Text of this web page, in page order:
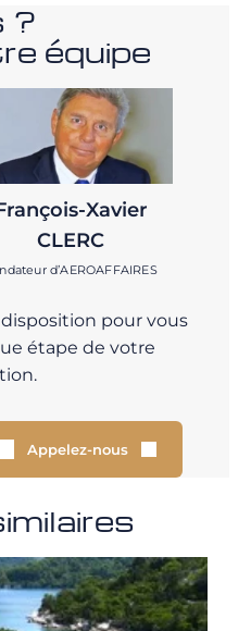
?
équipe
Xavier
CLERC
d’AEROAFFAIRES
pour vous
étape de votre
Appelez-nous